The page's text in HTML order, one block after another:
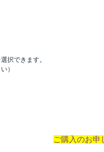
択できます。
）
ご購入のお申